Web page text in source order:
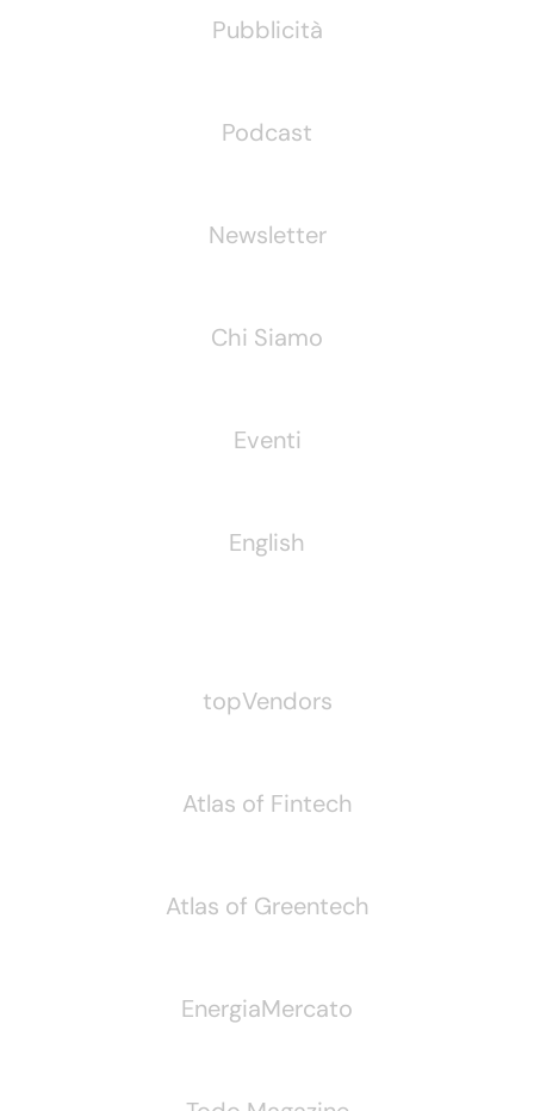
Pubblicità
Podcast
Newsletter
Chi Siamo
Eventi
English
topVendors
Atlas of Fintech
Atlas of Greentech
EnergiaMercato